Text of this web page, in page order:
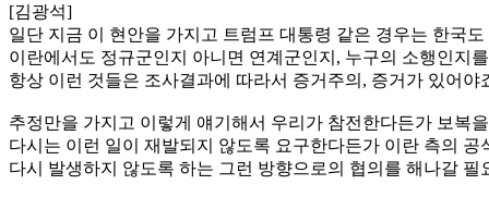
[김광석]
일단 지금 이 현안을 가지고 트럼프 대통령 같은 경우는 한국
이란에서도 정규군인지 아니면 연계군인지, 누구의 소행인지
항상 이런 것들은 조사결과에 따라서 증거주의, 증거가 있어
추정만을 가지고 이렇게 얘기해서 우리가 참전한다든가 보복
다시는 이런 일이 재발되지 않도록 요구한다든가 이란 측의
다시 발생하지 않도록 하는 그런 방향으로의 협의를 해나갈 필